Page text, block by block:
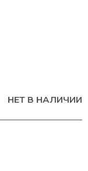
НЕТ В НАЛИЧИИ